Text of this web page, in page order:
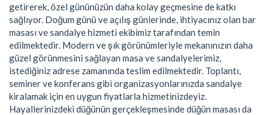
getirerek, özel gününüzün daha kolay geçmesine de katkı
sağlıyor. Doğum günü ve açılış günlerinde, ihtiyacınız olan bar
masası ve sandalye hizmeti ekibimiz tarafından temin
edilmektedir. Modern ve şık görünümleriyle mekanınızın daha
güzel görünmesini sağlayan masa ve sandalyelerimiz,
istediğiniz adrese zamanında teslim edilmektedir. Toplantı,
seminer ve konferans gibi organizasyonlarınızda sandalye
kiralamak için en uygun fiyatlarla hizmetinizdeyiz.
Hayallerinizdeki düğünün gerçekleşmesinde düğün masası da